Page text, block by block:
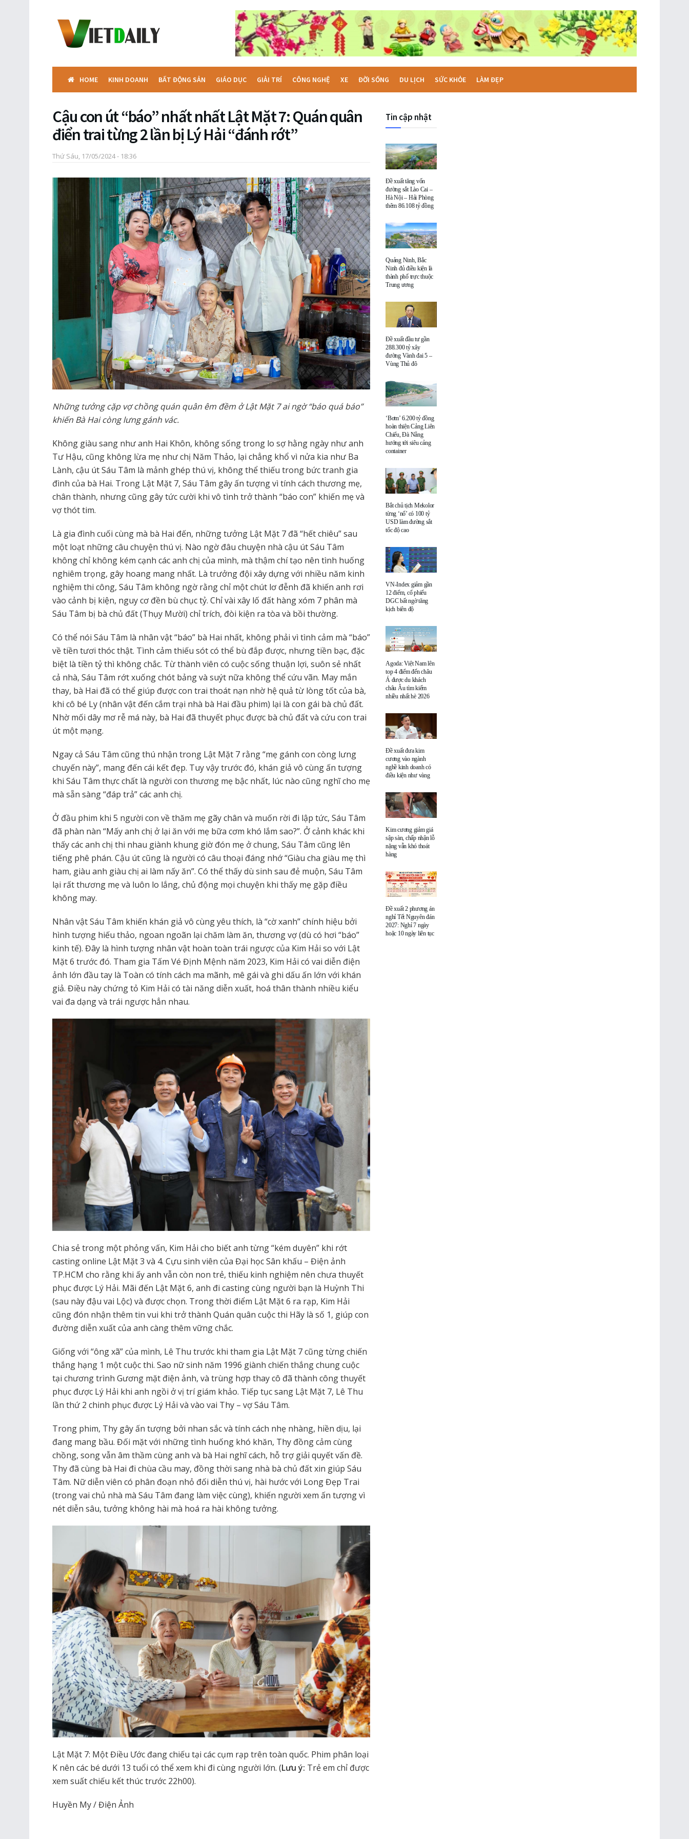
HOME KINH DOANH BẤT ĐỘNG SẢN GIÁO DỤC GIẢI TRÍ CÔNG NGHỆ XE ĐỜI SỐNG DU LỊCH SỨC KHỎE LÀM ĐẸP
Cậu con út “báo” nhất nhất Lật Mặt 7: Quán quân
điển trai từng 2 lần bị Lý Hải “đánh rớt”
Thứ Sáu, 17/05/2024 - 18:36
Những tưởng cặp vợ chồng quán quân êm đềm ở Lật Mặt 7 ai ngờ “báo quá báo”
khiến Bà Hai còng lưng gánh vác.
Không giàu sang như anh Hai Khôn, không sống trong lo sợ hằng ngày như anh
Tư Hậu, cũng không lừa mẹ như chị Năm Thảo, lại chẳng khổ vì nửa kia như Ba
Lành, cậu út Sáu Tâm là mảnh ghép thú vị, không thể thiếu trong bức tranh gia
đình của bà Hai. Trong Lật Mặt 7, Sáu Tâm gây ấn tượng vì tính cách thương mẹ,
chân thành, nhưng cũng gây tức cười khi vô tình trở thành “báo con” khiến mẹ và
vợ thót tim.
Là gia đình cuối cùng mà bà Hai đến, những tưởng Lật Mặt 7 đã “hết chiêu” sau
một loạt những câu chuyện thú vị. Nào ngờ đâu chuyện nhà cậu út Sáu Tâm
không chỉ không kém cạnh các anh chị của mình, mà thậm chí tạo nên tình huống
nghiêm trọng, gây hoang mang nhất. Là trưởng đội xây dựng với nhiều năm kinh
nghiệm thi công, Sáu Tâm không ngờ rằng chỉ một chút lơ đễnh đã khiến anh rơi
vào cảnh bị kiện, nguy cơ đền bù chục tỷ. Chỉ vài xây lố đất hàng xóm 7 phân mà
Sáu Tâm bị bà chủ đất (Thụy Mười) chỉ trích, đòi kiện ra tòa và bồi thường.
Có thể nói Sáu Tâm là nhân vật “báo” bà Hai nhất, không phải vì tình cảm mà “báo”
về tiền tươi thóc thật. Tình cảm thiếu sót có thể bù đắp được, nhưng tiền bạc, đặc
biệt là tiền tỷ thì không chắc. Từ thành viên có cuộc sống thuận lợi, suôn sẻ nhất
cả nhà, Sáu Tâm rớt xuống chót bảng và suýt nữa không thể cứu vãn. May mắn
thay, bà Hai đã có thể giúp được con trai thoát nạn nhờ hệ quả từ lòng tốt của bà,
khi cô bé Ly (nhân vật đến cắm trại nhà bà Hai đầu phim) lại là con gái bà chủ đất.
Nhờ mối dây mơ rễ má này, bà Hai đã thuyết phục được bà chủ đất và cứu con trai
út một mạng.
Ngay cả Sáu Tâm cũng thú nhận trong Lật Mặt 7 rằng “mẹ gánh con còng lưng
chuyến này”, mang đến cái kết đẹp. Tuy vậy trước đó, khán giả vô cùng ấn tượng
khi Sáu Tâm thực chất là người con thương mẹ bậc nhất, lúc nào cũng nghĩ cho mẹ
mà sẵn sàng “đáp trả” các anh chị.
Ở đầu phim khi 5 người con về thăm mẹ gãy chân và muốn rời đi lập tức, Sáu Tâm
đã phàn nàn “Mấy anh chị ở lại ăn với mẹ bữa cơm khó lắm sao?”. Ở cảnh khác khi
thấy các anh chị thi nhau giành khung giờ đón mẹ ở chung, Sáu Tâm cũng lên
tiếng phê phán. Cậu út cũng là người có câu thoại đáng nhớ “Giàu cha giàu mẹ thì
ham, giàu anh giàu chị ai làm nấy ăn”. Có thể thấy dù sinh sau đẻ muộn, Sáu Tâm
lại rất thương mẹ và luôn lo lắng, chủ động mọi chuyện khi thấy mẹ gặp điều
không may.
Nhân vật Sáu Tâm khiến khán giả vô cùng yêu thích, là “cờ xanh” chính hiệu bởi
hình tượng hiếu thảo, ngoan ngoãn lại chăm làm ăn, thương vợ (dù có hơi “báo”
kinh tế). Đây là hình tượng nhân vật hoàn toàn trái ngược của Kim Hải so với Lật
Mặt 6 trước đó. Tham gia Tấm Vé Định Mệnh năm 2023, Kim Hải có vai diễn điện
ảnh lớn đầu tay là Toàn có tính cách ma mãnh, mê gái và ghi dấu ấn lớn với khán
giả. Điều này chứng tỏ Kim Hải có tài năng diễn xuất, hoá thân thành nhiều kiểu
vai đa dạng và trái ngược hẳn nhau.
Chia sẻ trong một phỏng vấn, Kim Hải cho biết anh từng “kém duyên” khi rớt
casting online Lật Mặt 3 và 4. Cựu sinh viên của Đại học Sân khấu – Điện ảnh
TP.HCM cho rằng khi ấy anh vẫn còn non trẻ, thiếu kinh nghiệm nên chưa thuyết
phục được Lý Hải. Mãi đến Lật Mặt 6, anh đi casting cùng người bạn là Huỳnh Thi
(sau này đậu vai Lộc) và được chọn. Trong thời điểm Lật Mặt 6 ra rạp, Kim Hải
cũng đón nhận thêm tin vui khi trở thành Quán quân cuộc thi Hãy là số 1, giúp con
đường diễn xuất của anh càng thêm vững chắc.
Giống với “ông xã” của mình, Lê Thu trước khi tham gia Lật Mặt 7 cũng từng chiến
thắng hạng 1 một cuộc thi. Sao nữ sinh năm 1996 giành chiến thắng chung cuộc
tại chương trình Gương mặt điện ảnh, và trùng hợp thay cô đã thành công thuyết
phục được Lý Hải khi anh ngồi ở vị trí giám khảo. Tiếp tục sang Lật Mặt 7, Lê Thu
lần thứ 2 chinh phục được Lý Hải và vào vai Thy – vợ Sáu Tâm.
Trong phim, Thy gây ấn tượng bởi nhan sắc và tính cách nhẹ nhàng, hiền dịu, lại
đang mang bầu. Đối mặt với những tình huống khó khăn, Thy đồng cảm cùng
chồng, song vẫn âm thầm cùng anh và bà Hai nghĩ cách, hỗ trợ giải quyết vấn đề.
Thy đã cùng bà Hai đi chùa cầu may, đồng thời sang nhà bà chủ đất xin giúp Sáu
Tâm. Nữ diễn viên có phân đoạn nhỏ đối diễn thú vị, hài hước với Long Đẹp Trai
(trong vai chủ nhà mà Sáu Tâm đang làm việc cùng), khiến người xem ấn tượng vì
nét diễn sâu, tưởng không hài mà hoá ra hài không tưởng.
Lật Mặt 7: Một Điều Ước đang chiếu tại các cụm rạp trên toàn quốc. Phim phân loại
K nên các bé dưới 13 tuổi có thể xem khi đi cùng người lớn. (Lưu ý: Trẻ em chỉ được
xem suất chiếu kết thúc trước 22h00).
Huyền My / Điện Ảnh
Tin cập nhật
Đề xuất tăng vốn
đường sắt Lào Cai –
Hà Nội – Hải Phòng
thêm 86.108 tỷ đồng
Quảng Ninh, Bắc
Ninh đủ điều kiện là
thành phố trực thuộc
Trung ương
Đề xuất đầu tư gần
288.300 tỷ xây
đường Vành đai 5 –
Vùng Thủ đô
‘Bơm’ 6.200 tỷ đồng
hoàn thiện Cảng Liên
Chiểu, Đà Nẵng
hướng tới siêu cảng
container
Bắt chủ tịch Mekolor
từng ‘nổ’ có 100 tỷ
USD làm đường sắt
tốc độ cao
VN-Index giảm gần
12 điểm, cổ phiếu
DGC bất ngờ tăng
kịch biên độ
Agoda: Việt Nam lên
top 4 điểm đến châu
Á được du khách
châu Âu tìm kiếm
nhiều nhất hè 2026
Đề xuất đưa kim
cương vào ngành
nghề kinh doanh có
điều kiện như vàng
Kim cương giảm giá
sập sàn, chấp nhận lỗ
nặng vẫn khó thoát
hàng
Đề xuất 2 phương án
nghỉ Tết Nguyên đán
2027: Nghỉ 7 ngày
hoặc 10 ngày liên tục